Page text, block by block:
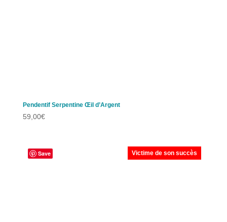
Pendentif Serpentine Œil d’Argent
59,00€
Save Victime de son succès